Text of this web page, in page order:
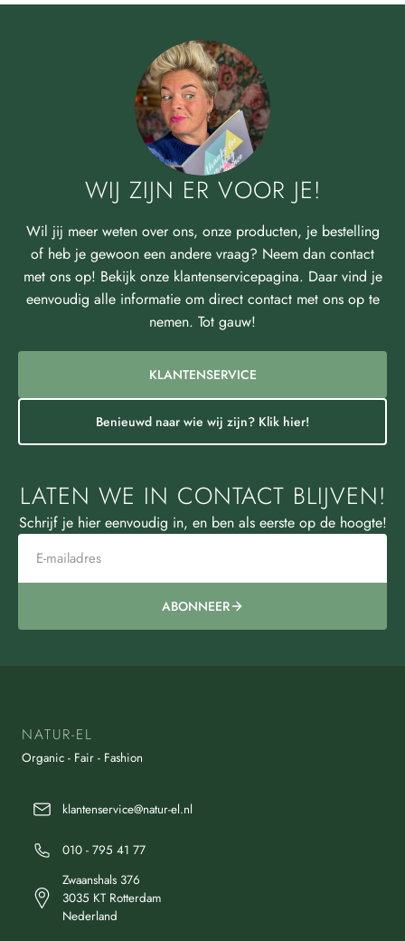
WIJ ZIJN ER VOOR JE!
Wil jij meer weten over ons, onze producten, je bestelling
of heb je gewoon een andere vraag? Neem dan contact
met ons op! Bekijk onze klantenservicepagina. Daar vind je
eenvoudig alle informatie om direct contact met ons op te
nemen. Tot gauw!
KLANTENSERVICE
Benieuwd naar wie wij zijn? Klik hier!
LATEN WE IN CONTACT BLIJVEN!
Schrijf je hier eenvoudig in, en ben als eerste op de hoogte!
ABONNEER
NATUR-EL
Organic - Fair - Fashion
klantenservice@natur-el.nl
010 - 795 41 77
Zwaanshals 376
3035 KT Rotterdam
Nederland